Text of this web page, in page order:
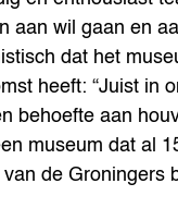
aan wil gaan en
dat het
heeft: “Juist in
behoefte aan
museum dat al
de Groningers